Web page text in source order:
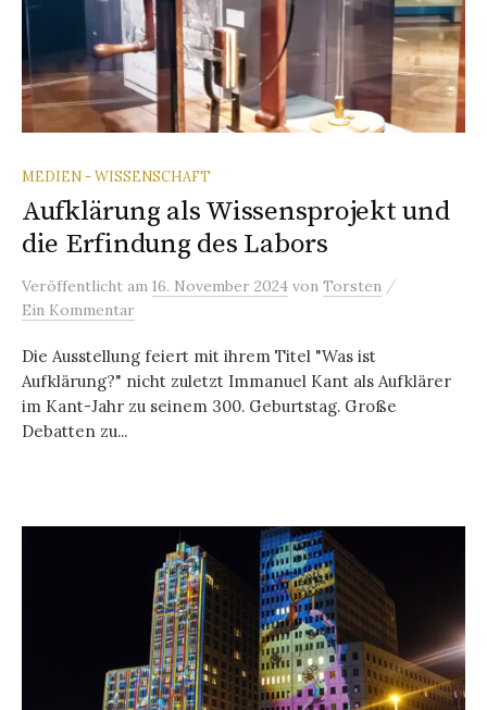
MEDIEN - WISSENSCHAFT
Aufklärung als Wissensprojekt und
die Erfindung des Labors
Veröffentlicht am 16. November 2024 von Torsten /
Ein Kommentar
Die Ausstellung feiert mit ihrem Titel "Was ist
Aufklärung?" nicht zuletzt Immanuel Kant als Aufklärer
im Kant-Jahr zu seinem 300. Geburtstag. Große
Debatten zu...